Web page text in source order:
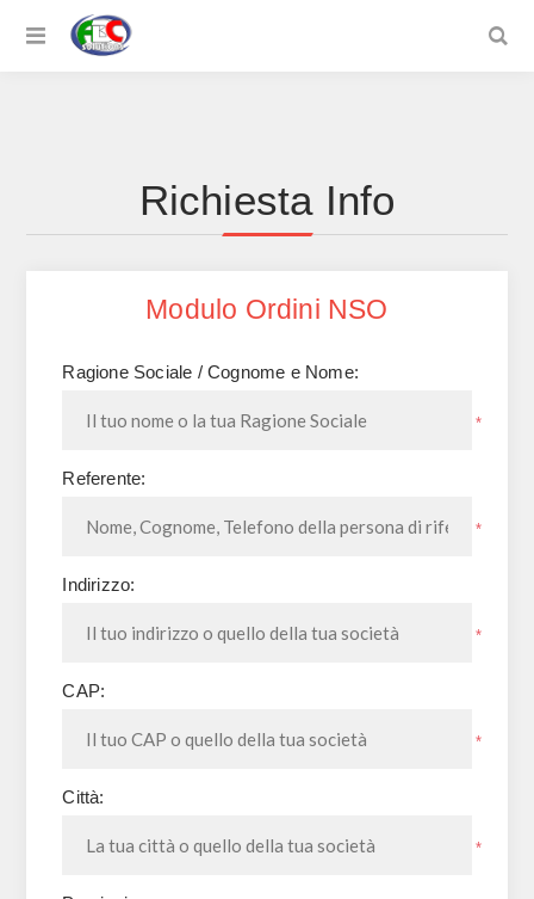
Richiesta Info
Modulo Ordini NSO
Ragione Sociale / Cognome e Nome:
*
Referente:
*
Indirizzo:
*
CAP:
*
Città:
*